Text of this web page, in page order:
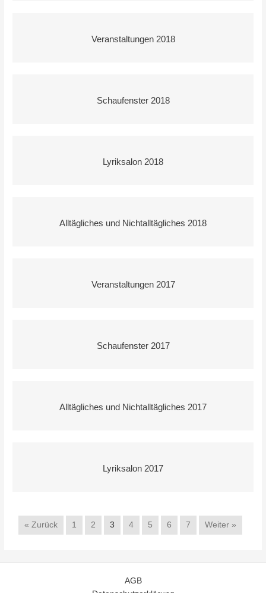
Veranstaltungen 2018
Schaufenster 2018
Lyriksalon 2018
Alltägliches und Nichtalltägliches 2018
Veranstaltungen 2017
Schaufenster 2017
Alltägliches und Nichtalltägliches 2017
Lyriksalon 2017
« Zurück 1 2 3 4 5 6 7 Weiter »
AGB